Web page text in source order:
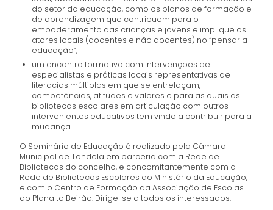
do setor da educação, como os planos de formação e
de aprendizagem que contribuem para o
empoderamento das crianças e jovens e implique os
atores locais (docentes e não docentes) no “pensar a
educação”;
um encontro formativo com intervenções de
especialistas e práticas locais representativas de
literacias múltiplas em que se entrelaçam,
competências, atitudes e valores e para as quais as
bibliotecas escolares em articulação com outros
intervenientes educativos tem vindo a contribuir para a
mudança.
O Seminário de Educação é realizado pela Câmara
Municipal de Tondela em parceria com a Rede de
Bibliotecas do concelho, e concomitantemente com a
Rede de Bibliotecas Escolares do Ministério da Educação,
e com o Centro de Formação da Associação de Escolas
do Planalto Beirão. Dirige-se a todos os interessados.